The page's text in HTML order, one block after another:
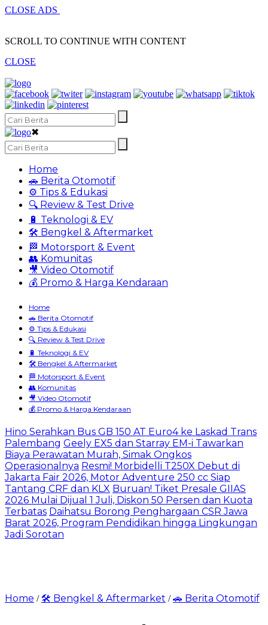
CLOSE ADS
SCROLL TO CONTINUE WITH CONTENT
CLOSE
✖
Home
🚗 Berita Otomotif
⚙️ Tips & Edukasi
🔍 Review & Test Drive
🔋 Teknologi & EV
🛠️ Bengkel & Aftermarket
🏁 Motorsport & Event
👥 Komunitas
🎥 Video Otomotif
💰 Promo & Harga Kendaraan
Home
🚗 Berita Otomotif
⚙️ Tips & Edukasi
🔍 Review & Test Drive
🔋 Teknologi & EV
🛠️ Bengkel & Aftermarket
🏁 Motorsport & Event
👥 Komunitas
🎥 Video Otomotif
💰 Promo & Harga Kendaraan
Hino Serahkan Bus GB 150 AT Euro4 ke Laskad Trans
Palembang Geely EX5 dan Starray EM-i Tawarkan
Biaya Perawatan Murah, Simak Ongkos
Operasionalnya Resmi! Morbidelli T250X Debut di
Jakarta Fair 2026, Motor Adventure 250 cc Siap
Tantang CRF dan KLX Buruan! Tiket Presale GIIAS
2026 Mulai Dijual 1 Juli, Diskon 50 Persen dan Kuota
Terbatas Daihatsu Borong Penghargaan CSR Jawa
Barat 2026, Program Pendidikan hingga Lingkungan
Jadi Sorotan
Home /🛠️ Bengkel & Aftermarket /🚗 Berita Otomotif